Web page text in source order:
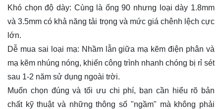
Khó chọn độ dày: Cùng là ống 90 nhưng loại dày 1.8mm
và 3.5mm có khả năng tải trọng và mức giá chênh lệch cực
lớn.
Dễ mua sai loại mạ: Nhầm lẫn giữa mạ kẽm điện phân và
mạ kẽm nhúng nóng, khiến công trình nhanh chóng bị rỉ sét
sau 1-2 năm sử dụng ngoài trời.
Muốn chọn đúng và tối ưu chi phí, bạn cần hiểu rõ bản
chất kỹ thuật và những thông số "ngầm" mà không phải